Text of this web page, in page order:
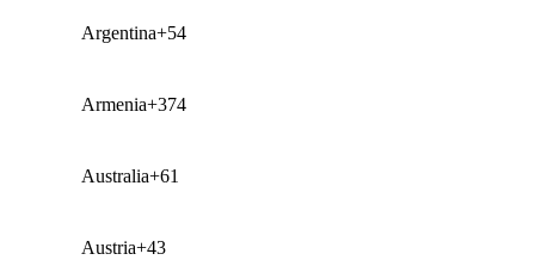
Argentina+54
Armenia+374
Australia+61
Austria+43